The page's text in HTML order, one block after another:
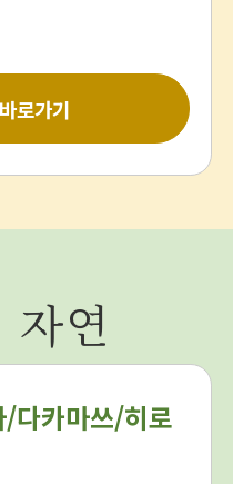
로가기
연
다카마쓰/히로